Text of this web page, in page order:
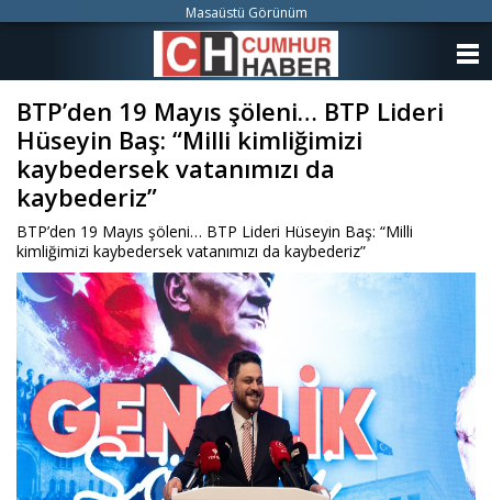
BTP’den 19 Mayıs şöleni… BTP Lideri
Hüseyin Baş: “Milli kimliğimizi
kaybedersek vatanımızı da
kaybederiz”
BTP’den 19 Mayıs şöleni… BTP Lideri Hüseyin Baş: “Milli
kimliğimizi kaybedersek vatanımızı da kaybederiz”
Masaüstü Görünüm
KATEGORİLER
İLETİŞİM